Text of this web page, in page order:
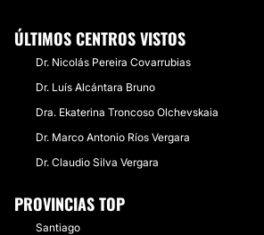
ÚLTIMOS CENTROS VISTOS
Dr. Nicolás Pereira Covarrubias
Dr. Luís Alcántara Bruno
Dra. Ekaterina Troncoso Olchevskaia
Dr. Marco Antonio Ríos Vergara
Dr. Claudio Silva Vergara
PROVINCIAS TOP
Santiago